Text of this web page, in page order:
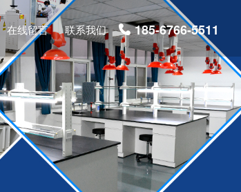
在线留言 联系我们 185-6766-5511